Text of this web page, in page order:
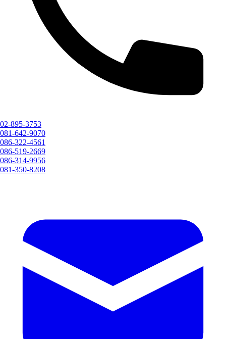
02-895-3753
081-642-9070
086-322-4561
086-519-2669
086-314-9956
081-350-8208